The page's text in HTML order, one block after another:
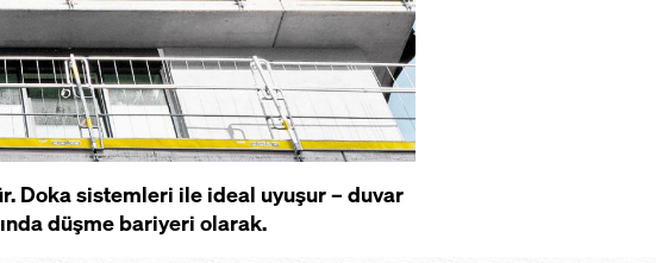
Doka sistemleri ile ideal uyuşur – duvar
düşme bariyeri olarak.